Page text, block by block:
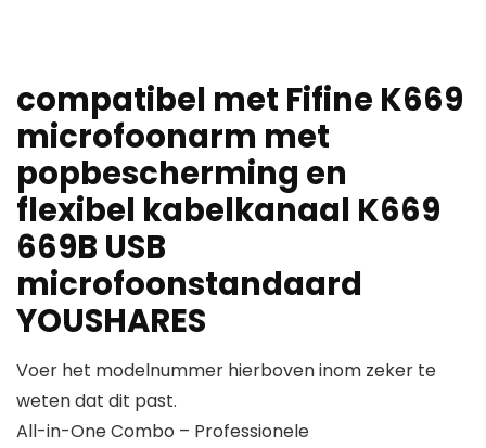
compatibel met Fifine K669
microfoonarm met
popbescherming en
flexibel kabelkanaal K669
669B USB
microfoonstandaard
YOUSHARES
Voer het modelnummer hierboven inom zeker te
weten dat dit past.
All-in-One Combo – Professionele